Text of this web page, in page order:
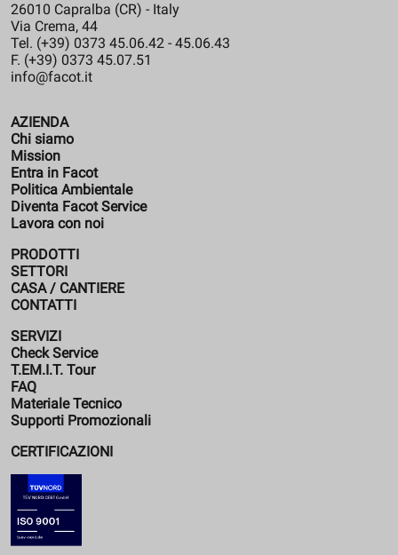
26010 Capralba (CR) - Italy
Via Crema, 44
Tel. (+39) 0373 45.06.42 - 45.06.43
F. (+39) 0373 45.07.51
info@facot.it
AZIENDA
Chi siamo
Mission
Entra in Facot
Politica Ambientale
Diventa Facot Service
Lavora con noi
PRODOTTI
SETTORI
CASA / CANTIERE
CONTATTI
SERVIZI
Check Service
T.EM.I.T. Tour
FAQ
Materiale Tecnico
Supporti Promozionali
CERTIFICAZIONI